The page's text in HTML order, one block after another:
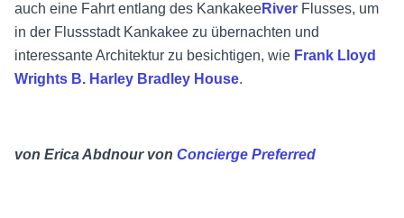
auch eine Fahrt entlang des KankakeeRiver Flusses, um
in der Flussstadt Kankakee zu übernachten und
interessante Architektur zu besichtigen, wie Frank Lloyd
Wrights B. Harley Bradley House.
von Erica Abdnour von Concierge Preferred